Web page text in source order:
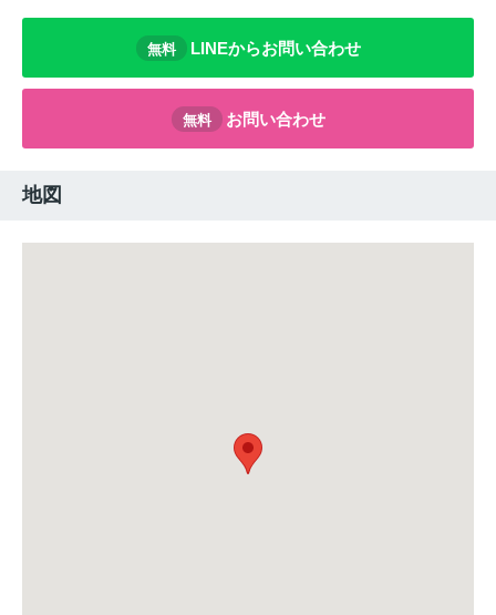
無料 LINEからお問い合わせ
無料 お問い合わせ
地図